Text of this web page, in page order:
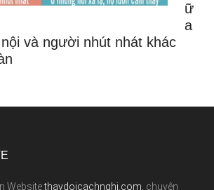
ữ
a
và người nhút nhát khác
Websitethaydoicachnghi.com , chuyên